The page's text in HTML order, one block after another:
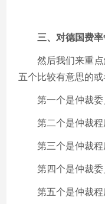
三、对德国费
然后我们来重
五个比较有意思的或
第一个是仲裁委
第二个是仲裁程
第三个是仲裁程
第四个是仲裁委
第五个是仲裁程